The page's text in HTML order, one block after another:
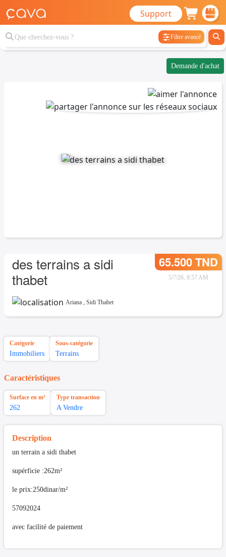
Support
Filtre avancé
Demande d'achat
des terrains a sidi
thabet
65.500 TND
5/7/26, 8:57 AM
Ariana , Sidi Thabet
Catégorie
Immobiliers
Sous-catégorie
Terrains
Caractéristiques
Surface en m²
262
Type transaction
A Vendre
Description
un terrain a sidi thabet
supérficie :262m²
le prix:250dinar/m²
57092024
avec facilité de paiement